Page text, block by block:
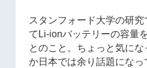
スタンフォード大学の研
てLi-ionバッテリーの容量
とのこと。ちょっと気に
か日本では余り話題にな